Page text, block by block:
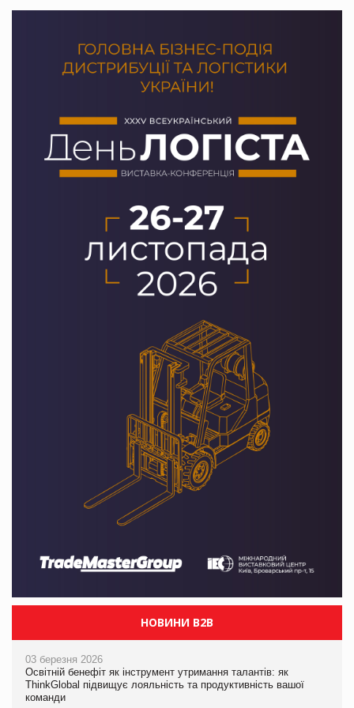
НОВИНИ B2B
03 березня 2026
Освітній бенефіт як інструмент утримання талантів: як
ThinkGlobal підвищує лояльність та продуктивність вашої
команди